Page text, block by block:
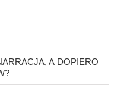
A DOPIERO